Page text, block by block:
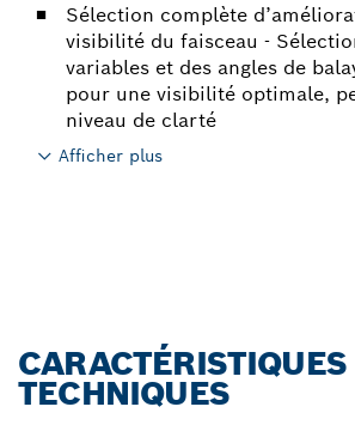
Sélection complète
visibilité du faisceau -
variables et des angles de
pour une visibilité optimale,
niveau de clarté
Afficher plus
CARACTÉRISTIQUES
TECHNIQUES